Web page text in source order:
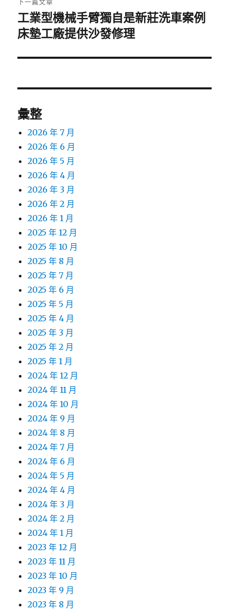
下
一
文
工業型機械手臂獨自是新莊洗車案例
床墊工廠提供沙發修理
彙整
2026 年 7 月
2026 年 6 月
2026 年 5 月
2026 年 4 月
2026 年 3 月
2026 年 2 月
2026 年 1 月
2025 年 12 月
2025 年 10 月
2025 年 8 月
2025 年 7 月
2025 年 6 月
2025 年 5 月
2025 年 4 月
2025 年 3 月
2025 年 2 月
2025 年 1 月
2024 年 12 月
2024 年 11 月
2024 年 10 月
2024 年 9 月
2024 年 8 月
2024 年 7 月
2024 年 6 月
2024 年 5 月
2024 年 4 月
2024 年 3 月
2024 年 2 月
2024 年 1 月
2023 年 12 月
2023 年 11 月
2023 年 10 月
2023 年 9 月
2023 年 8 月